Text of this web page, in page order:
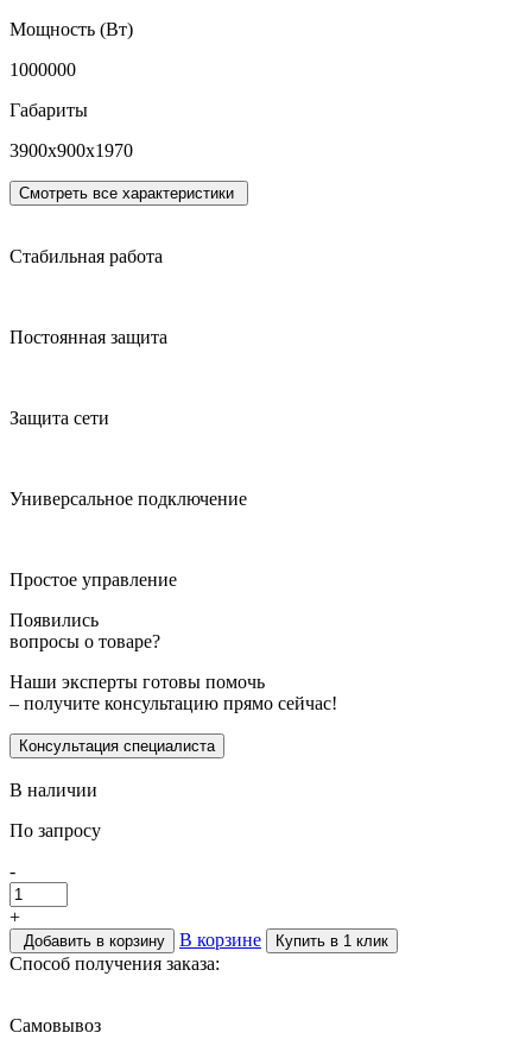
Мощность (Вт)
1000000
Габариты
3900х900х1970
Смотреть все характеристики
Стабильная работа
Постоянная защита
Защита сети
Универсальное подключение
Простое управление
Появились
вопросы о товаре?
Наши эксперты готовы помочь
– получите консультацию прямо сейчас!
Консультация специалиста
В наличии
По запросу
-
+
Добавить в корзину В корзине Купить в 1 клик
Способ получения заказа:
Самовывоз